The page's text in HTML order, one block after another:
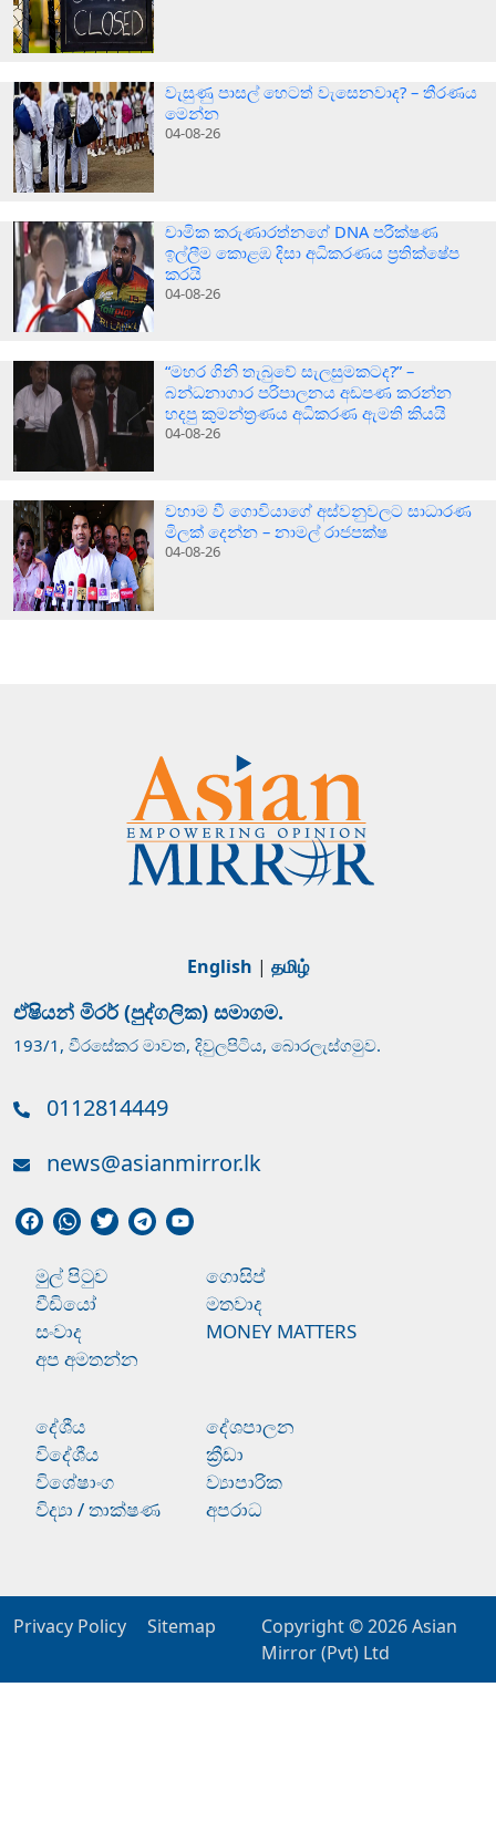
වැසුණු පාසල් හෙටත් වැසෙනවාද? – තීරණය
මෙන්න
04-08-26
චාමික කරුණාරත්නගේ DNA පරීක්ෂණ
ඉල්ලීම කොළඹ දිසා අධිකරණය ප්‍රතික්ෂේප
කරයි
04-08-26
“මහර ගිනි තැබුවේ සැලසුමකටද?” –
බන්ධනාගාර පරිපාලනය අඩපණ කරන්න
හදපු කුමන්ත්‍රණය අධිකරණ ඇමති කියයි
04-08-26
වහාම වී ගොවියාගේ අස්වනුවලට සාධාරණ
මිලක් දෙන්න – නාමල් රාජපක්ෂ
04-08-26
English | தமிழ்
ඒෂියන් මිරර් (පුද්ගලික) සමාගම.
193/1, වීරසේකර මාවත, දිවුලපිටිය, බොරලැස්ගමුව.
0112814449
news@asianmirror.lk
මුල් පිටුව
ගොසිප්
වීඩියෝ
මතවාද
සංවාද
MONEY MATTERS
අප අමතන්න
දේශීය
දේශපාලන
විදේශීය
ක්‍රීඩා
විශේෂාංග
ව්‍යාපාරික
විද්‍යා / තාක්ෂණ
අපරාධ
Privacy Policy Sitemap Copyright © 2026Asian
Mirror (Pvt) Ltd